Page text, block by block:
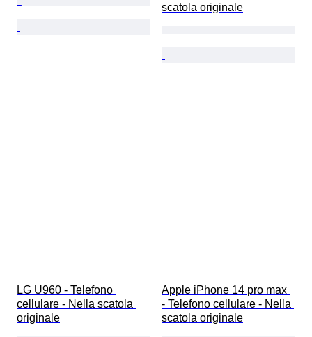
scatola originale
LG U960 - Telefono
cellulare - Nella scatola
originale
Apple iPhone 14 pro max
- Telefono cellulare - Nella
scatola originale